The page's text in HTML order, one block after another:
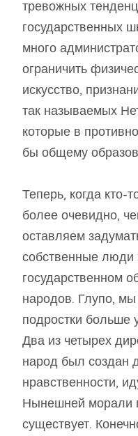
тревожных
государственных
много
ограничить
искусство,
так называемых
которые в
бы общему
Теперь, когда кто-
более очевидно,
оставляем
собственные люди
государственном
народов. Глупо,
подростки больше
Два из четырех
народ был создан
нравственности,
Нынешней морали
существует.